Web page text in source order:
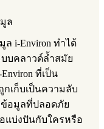
ล
i-Environ ทำได้
บคลาวด์ล้ำสมัย
ที่เป็น
เก็บเป็นความลับ
ข้อมูลที่ปลอดภัย
แบ่งปันกับใครหรือ